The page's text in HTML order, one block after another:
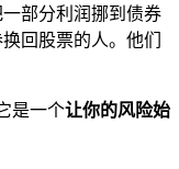
部分利润挪到债券
回股票的人。他们
是一个让你的风险始